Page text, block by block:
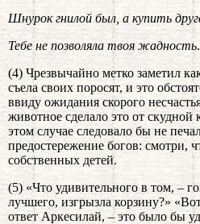
Шнурок гнилой был, а купить
Тебе не позволяла твоя жадность.
(4) Чрезвычайно метко заметил
съела своих поросят, и это
ввиду ожидания скорого
животное сделало это от
этом случае следовало бы не
предостережение богов: смотри,
собственных детей.
(5) «Что удивительного в том, –
лучшего, изгрызла корзину?»
ответ Аркесилай, – это было бы